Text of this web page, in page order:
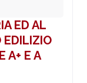
ED AL
EDILIZIO
A+ E A